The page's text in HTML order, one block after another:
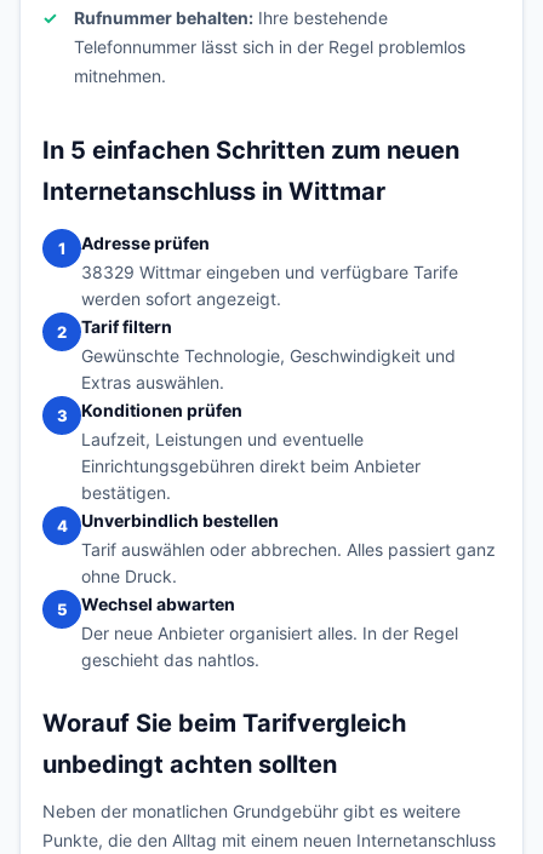
Rufnummer behalten: Ihre bestehende
Telefonnummer lässt sich in der Regel problemlos
mitnehmen.
In 5 einfachen Schritten zum neuen
Internetanschluss in Wittmar
1
Adresse prüfen
38329 Wittmar eingeben und verfügbare Tarife
werden sofort angezeigt.
2
Tarif filtern
Gewünschte Technologie, Geschwindigkeit und
Extras auswählen.
3
Konditionen prüfen
Laufzeit, Leistungen und eventuelle
Einrichtungsgebühren direkt beim Anbieter
bestätigen.
4
Unverbindlich bestellen
Tarif auswählen oder abbrechen. Alles passiert ganz
ohne Druck.
5
Wechsel abwarten
Der neue Anbieter organisiert alles. In der Regel
geschieht das nahtlos.
Worauf Sie beim Tarifvergleich
unbedingt achten sollten
Neben der monatlichen Grundgebühr gibt es weitere
Punkte, die den Alltag mit einem neuen Internetanschluss